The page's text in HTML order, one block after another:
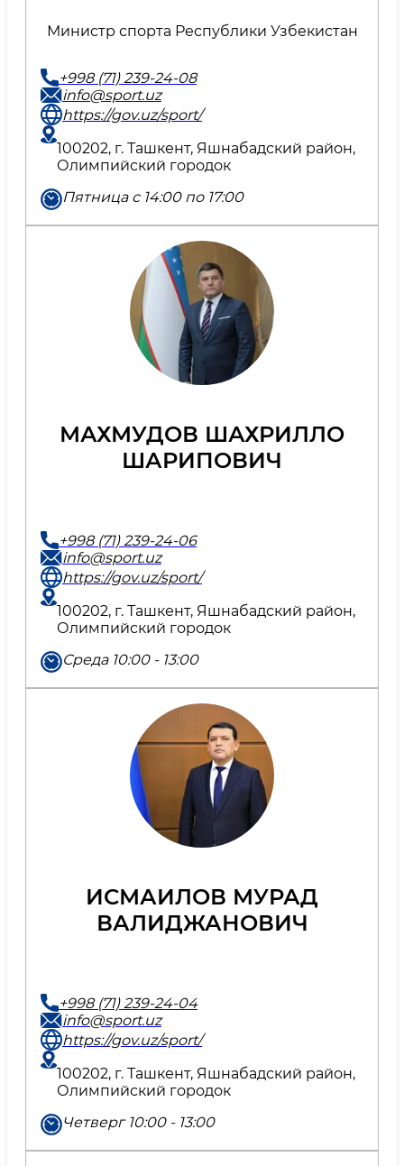
Министр спорта Республики Узбекистан
+998 (71) 239-24-08
info@sport.uz
https://gov.uz/sport/
100202, г. Ташкент, Яшнабадский район,
Олимпийский городок
Пятница с 14:00 по 17:00
МАХМУДОВ ШАХРИЛЛО
ШАРИПОВИЧ
+998 (71) 239-24-06
info@sport.uz
https://gov.uz/sport/
100202, г. Ташкент, Яшнабадский район,
Олимпийский городок
Среда 10:00 - 13:00
ИСМАИЛОВ МУРАД
ВАЛИДЖАНОВИЧ
+998 (71) 239-24-04
info@sport.uz
https://gov.uz/sport/
100202, г. Ташкент, Яшнабадский район,
Олимпийский городок
Четверг 10:00 - 13:00